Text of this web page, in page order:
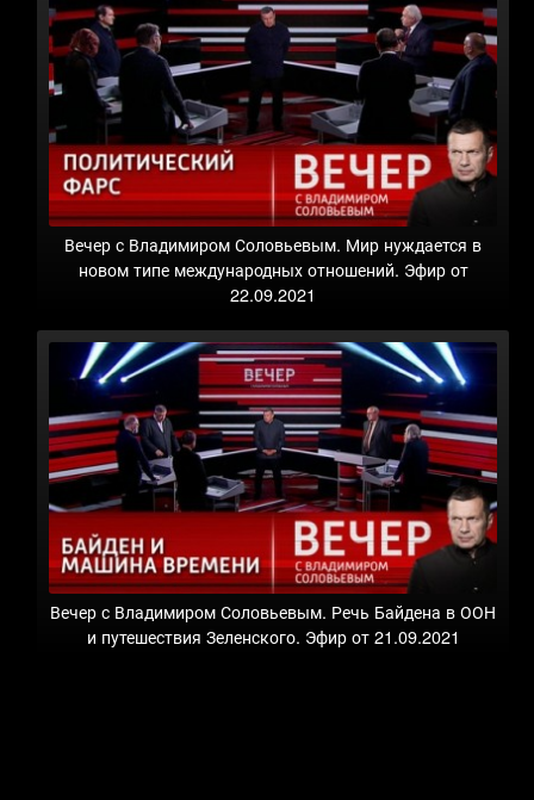
Вечер с Владимиром Соловьевым. Мир нуждается в
новом типе международных отношений. Эфир от
22.09.2021
Вечер с Владимиром Соловьевым. Речь Байдена в ООН
и путешествия Зеленского. Эфир от 21.09.2021